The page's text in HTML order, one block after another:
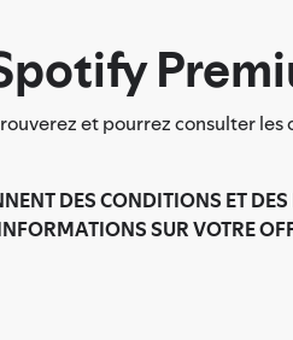
et pourrez consulter
DES CONDITIONS ET
SUR VOTRE